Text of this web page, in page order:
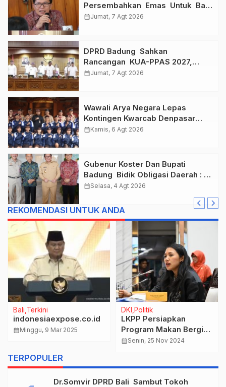
Persembahkan Emas Untuk Bali
, Taklukkan Jawa Tengah Di
calendar_monthJumat, 7 Agt 2026
DPRD Badung Sahkan
Rancangan KUA-PPAS 2027,
Anggaran Tembus Lebih Dari
calendar_monthJumat, 7 Agt 2026
Wawali Arya Negara Lepas
Kontingen Kwarcab Denpasar
Menuju Jambore Nasional XII
calendar_monthKamis, 6 Agt 2026
Gubenur Koster Dan Bupati
Badung Bidik Obligasi Daerah :
Gaspol Bangun Infrastruktur
calendar_monthSelasa, 4 Agt 2026
REKOMENDASI UNTUK ANDA
Bali Terkini
indonesiaexpose.co.id
calendar_monthMinggu, 9 Mar 2025
DKI Politik
LKPP Persiapkan
Program Makan Bergizi
Gratis, Pastikan
calendar_monthSenin, 25 Nov 2024
TERPOPULER
Dr.Somvir DPRD Bali Sambut Tokoh